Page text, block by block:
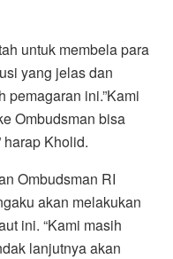
untuk membela para
yang jelas dan
pemagaran ini.”Kami
Ombudsman bisa
harap Kholid.
Ombudsman RI
akan melakukan
ini. “Kami masih
lanjutnya akan